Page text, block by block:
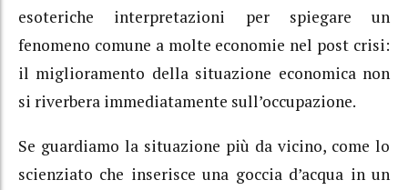
esoteriche interpretazioni per spiegare un
fenomeno comune a molte economie nel post crisi:
il miglioramento della situazione economica non
si riverbera immediatamente sull’occupazione.
Se guardiamo la situazione più da vicino, come lo
scienziato che inserisce una goccia d’acqua in un